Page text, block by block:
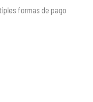
formas de pago